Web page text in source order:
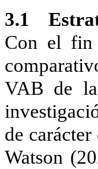
3.1
Con el fin
VAB de
de
Watson